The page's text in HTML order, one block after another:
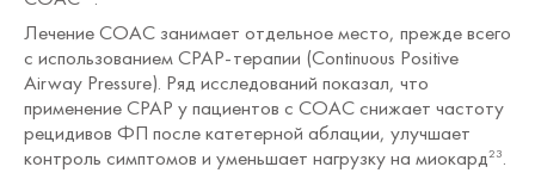
Лечение СОАС занимает отдельное место, прежде всего
с использованием СРАР-терапии (Continuous Positive
Airway Pressure). Ряд исследований показал, что
применение СРАР у пациентов с СОАС снижает частоту
рецидивов ФП после катетерной аблации, улучшает
контроль симптомов и уменьшает нагрузку на миокард23.